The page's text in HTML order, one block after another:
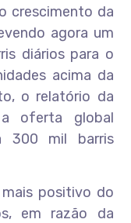
crescimento da
agora um
diários para o
acima da
o relatório da
oferta global
300 mil barris
positivo do
em razão da